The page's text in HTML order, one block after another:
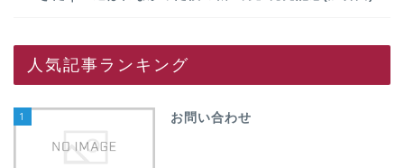
人気記事ランキング
1 お問い合わせ